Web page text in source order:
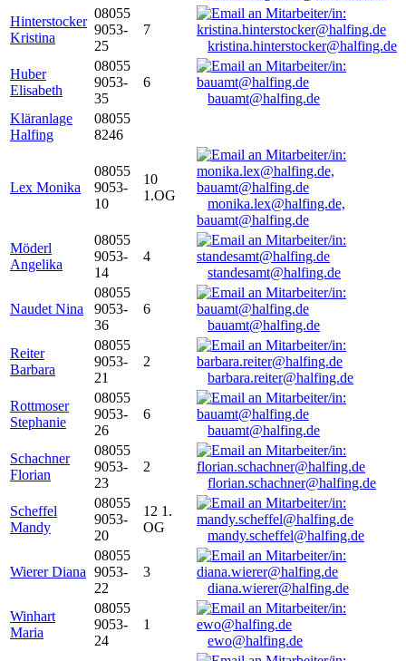
Hinterstocker
Kristina
08055
9053-
25
7
kristina.hinterstocker@halfing.de
Huber
Elisabeth
08055
9053-
35
6
bauamt@halfing.de
Kläranlage
Halfing
08055
8246
Lex Monika
08055
9053-
10
10
1.OG
monika.lex@halfing.de,
bauamt@halfing.de
Möderl
Angelika
08055
9053-
14
4
standesamt@halfing.de
Naudet Nina
08055
9053-
36
6
bauamt@halfing.de
Reiter
Barbara
08055
9053-
21
2
barbara.reiter@halfing.de
Rottmoser
Stephanie
08055
9053-
26
6
bauamt@halfing.de
Schachner
Florian
08055
9053-
23
2
florian.schachner@halfing.de
Scheffel
Mandy
08055
9053-
20
12 1.
OG
mandy.scheffel@halfing.de
Wierer Diana
08055
9053-
22
3
diana.wierer@halfing.de
Winhart
Maria
08055
9053-
24
1
ewo@halfing.de